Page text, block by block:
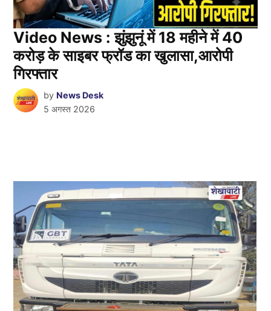
Video News : झुंझुनूं में 18 महीने में 40
करोड़ के साइबर फ्रॉड का खुलासा,आरोपी
गिरफ्तार
by News Desk
5 अगस्त 2026